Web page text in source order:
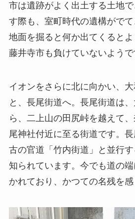
市は遺跡がよく出土する土地
す際も、室町時代の遺構がで
地面を掘ると何か出てくるとよ
藤井寺市も負けていないようで
イオンをさらに北に向かい、
と、 長尾街道へ。長尾街道は
ら、二上山の田尻峠を越えて
尾神社付近に至る街道です。
古の官道「竹内街道」と並行
知られています。今でも道の
かれており、かつての名残を感